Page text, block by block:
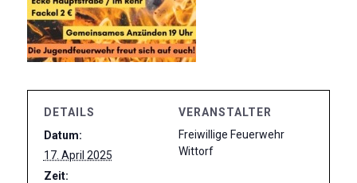
DETAILS
Datum:
17. April 2025
Zeit:
VERANSTALTER
Freiwillige Feuerwehr
Wittorf